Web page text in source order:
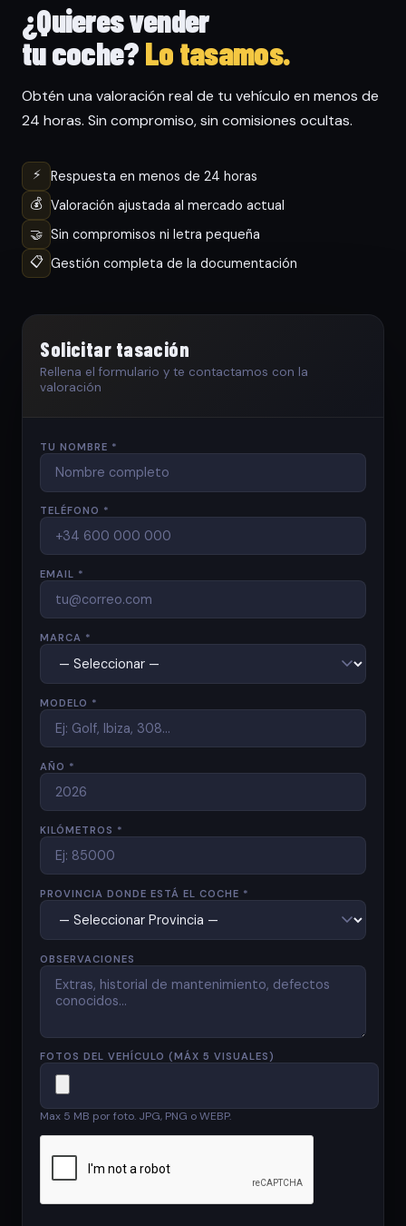
¿Quieres vender
tu coche?Lo tasamos.
Obtén una valoración real de tu vehículo en menos de
24 horas. Sin compromiso, sin comisiones ocultas.
⚡
Respuesta en menos de 24 horas
💰 Valoración ajustada al mercado actual
🤝 Sin compromisos ni letra pequeña
📋 Gestión completa de la documentación
Solicitar tasación
Rellena el formulario y te contactamos con la
valoración
TU NOMBRE *
TELÉFONO *
EMAIL *
MARCA *
MODELO *
AÑO *
KILÓMETROS *
PROVINCIA DONDE ESTÁ EL COCHE *
OBSERVACIONES
FOTOS DEL VEHÍCULO (MÁX 5 VISUALES)
Max 5 MB por foto. JPG, PNG o WEBP.